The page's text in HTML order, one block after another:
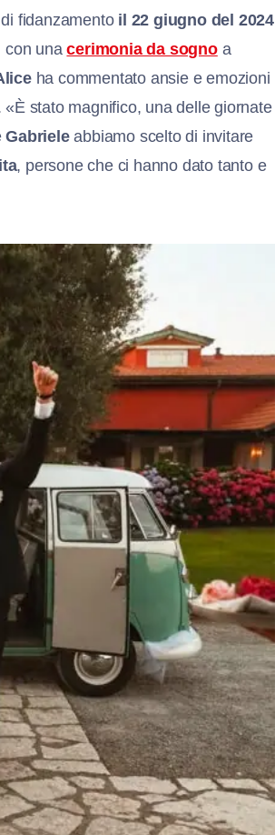
fidanzamentoil 22 giugno del 2024
con unacerimonia da sognoa
ha commentato ansie e emozioni
«È stato magnifico, una delle giornate
Gabrieleabbiamo scelto di invitare
, persone che ci hanno dato tanto e